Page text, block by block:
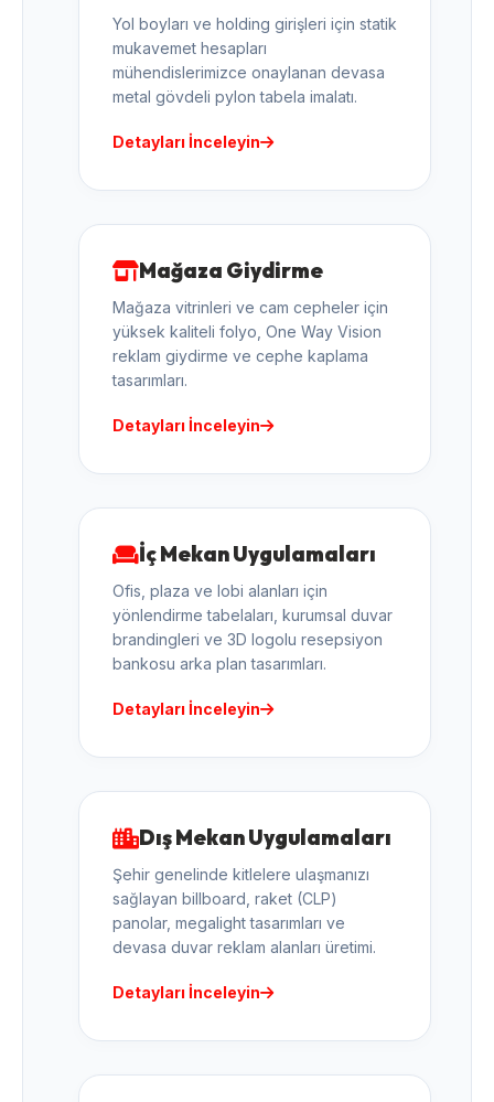
Yol boyları ve holding girişleri için statik
mukavemet hesapları
mühendislerimizce onaylanan devasa
metal gövdeli pylon tabela imalatı.
Detayları İnceleyin
Mağaza Giydirme
Mağaza vitrinleri ve cam cepheler için
yüksek kaliteli folyo, One Way Vision
reklam giydirme ve cephe kaplama
tasarımları.
Detayları İnceleyin
İç Mekan Uygulamaları
Ofis, plaza ve lobi alanları için
yönlendirme tabelaları, kurumsal duvar
brandingleri ve 3D logolu resepsiyon
bankosu arka plan tasarımları.
Detayları İnceleyin
Dış Mekan Uygulamaları
Şehir genelinde kitlelere ulaşmanızı
sağlayan billboard, raket (CLP)
panolar, megalight tasarımları ve
devasa duvar reklam alanları üretimi.
Detayları İnceleyin